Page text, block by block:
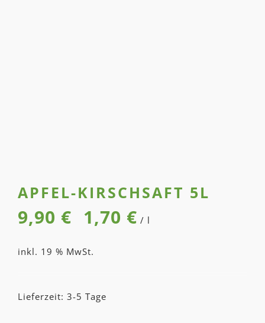
APFEL-KIRSCH­SAFT 5L
9,90 € 1,70 € / l
inkl. 19 % MwSt.
Lieferzeit: 3-5 Tage